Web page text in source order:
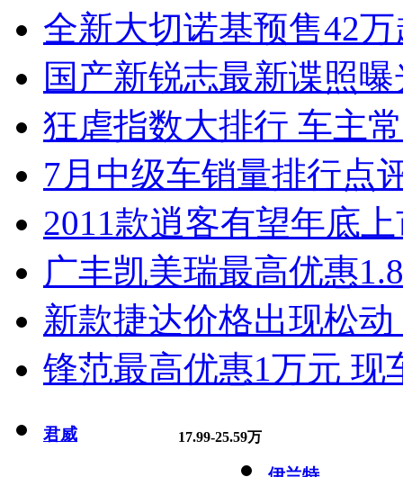
全新大切诺基预售42
国产新锐志最新谍照
狂虐指数大排行 车主
7月中级车销量排行点
2011款逍客有望年底
广丰凯美瑞最高优惠
新款捷达价格出现松
锋范最高优惠1万元 现
君威 17.99-25.59万